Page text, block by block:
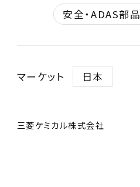
安全・ADAS部品
マーケット 日本
三菱ケミカル株式会社